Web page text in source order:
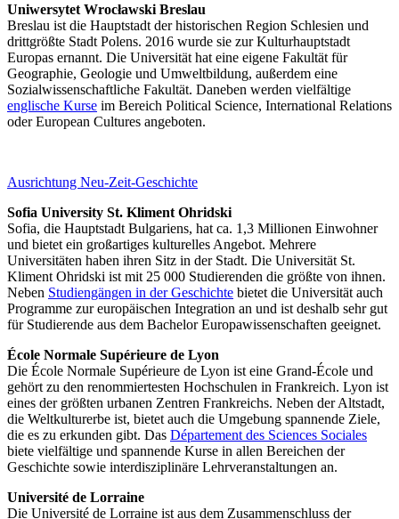
Uniwersytet Wrocławski Breslau
Breslau ist die Hauptstadt der historischen Region Schlesien und
drittgrößte Stadt Polens. 2016 wurde sie zur Kulturhauptstadt
Europas ernannt. Die Universität hat eine eigene Fakultät für
Geographie, Geologie und Umweltbildung, außerdem eine
Sozialwissenschaftliche Fakultät. Daneben werden vielfältige
englische Kurse im Bereich Political Science, International Relations
oder European Cultures angeboten.
Ausrichtung Neu-Zeit-Geschichte
Sofia University St. Kliment Ohridski
Sofia, die Hauptstadt Bulgariens, hat ca. 1,3 Millionen Einwohner
und bietet ein großartiges kulturelles Angebot. Mehrere
Universitäten haben ihren Sitz in der Stadt. Die Universität St.
Kliment Ohridski ist mit 25 000 Studierenden die größte von ihnen.
Neben Studiengängen in der Geschichte bietet die Universität auch
Programme zur europäischen Integration an und ist deshalb sehr gut
für Studierende aus dem Bachelor Europawissenschaften geeignet.
École Normale Supérieure de Lyon
Die École Normale Supérieure de Lyon ist eine Grand-École und
gehört zu den renommiertesten Hochschulen in Frankreich. Lyon ist
eines der größten urbanen Zentren Frankreichs. Neben der Altstadt,
die Weltkulturerbe ist, bietet auch die Umgebung spannende Ziele,
die es zu erkunden gibt. Das Département des Sciences Sociales
biete vielfältige und spannende Kurse in allen Bereichen der
Geschichte sowie interdisziplinäre Lehrveranstaltungen an.
Université de Lorraine
Die Université de Lorraine ist aus dem Zusammenschluss der